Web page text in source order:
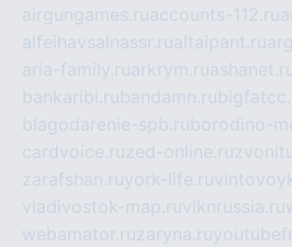
airgungames.ruaccounts-112.ru
alfeihavsalnassr.rualtaipant.ru
aria-family.ruarkrym.ru
bankaribi.rubandamn.ru
blagodarenie-spb.ruborodino-
cardvoice.ruzed-online.ru
zarafshan.ruyork-life.ru
vladivostok-map.ruvlknrussia.ru
webamator.ruzaryna.ru